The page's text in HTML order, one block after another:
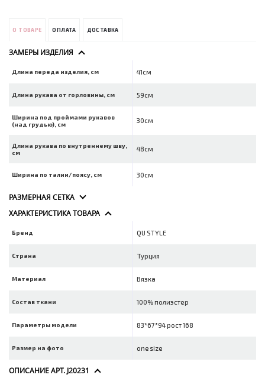
О ТОВАРЕ ОПЛАТА ДОСТАВКА
ЗАМЕРЫ ИЗДЕЛИЯ
Длина переда изделия, см 41см
Длина рукава от горловины, см 59см
Ширина под проймами рукавов
(над грудью), см
30см
Длина рукава по внутреннему шву,
см
48см
Ширина по талии/поясу, см 30см
РАЗМЕРНАЯ СЕТКА
ХАРАКТЕРИСТИКА ТОВАРА
Бренд QU STYLE
Страна Турция
Материал Вязка
Состав ткани 100% полиэстер
Параметры модели 83*67*94 рост 168
Размер на фото one size
ОПИСАНИЕ АРТ. J20231